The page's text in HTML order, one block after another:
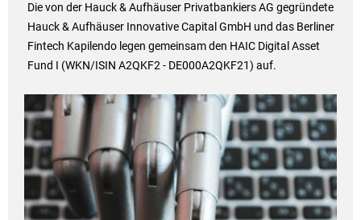
Die von der Hauck & Aufhäuser Privatbankiers AG gegründete
Hauck & Aufhäuser Innovative Capital GmbH und das Berliner
Fintech Kapilendo legen gemeinsam den HAIC Digital Asset
Fund I (WKN/ISIN A2QKF2 - DE000A2QKF21) auf.